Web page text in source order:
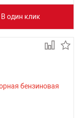
В один клик